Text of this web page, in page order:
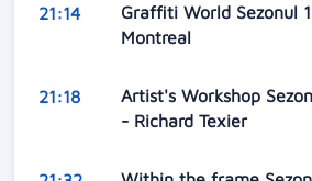
21:14
Graffiti World Sezonul
Montreal
21:18
Artist's Workshop
- Richard Texier